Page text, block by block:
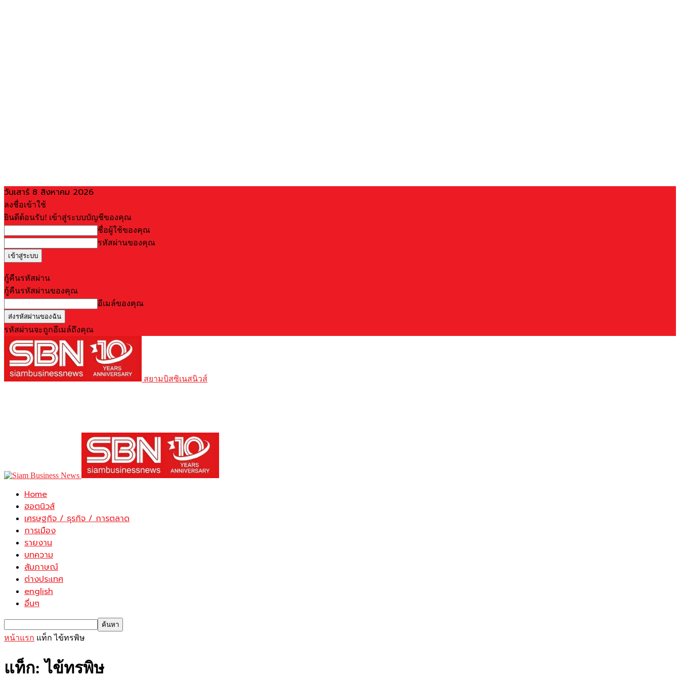
วันเสาร์ 8 สิงหาคม 2026
ลงชื่อเข้าใช้
ยินดีต้อนรับ! เข้าสู่ระบบบัญชีของคุณ
ชื่อผู้ใช้ของคุณ
รหัสผ่านของคุณ
กู้คืนรหัสผ่าน
กู้คืนรหัสผ่านของคุณ
อีเมล์ของคุณ
รหัสผ่านจะถูกอีเมล์ถึงคุณ
สยามบิสซิเนสนิวส์
Home
ฮอตนิวส์
เศรษฐกิจ / ธุรกิจ / การตลาด
การเมือง
รายงาน
บทความ
สัมภาษณ์
ต่างประเทศ
english
อื่นๆ
หน้าแรก แท็ก ไข้ทรพิษ
แท็ก: ไข้ทรพิษ